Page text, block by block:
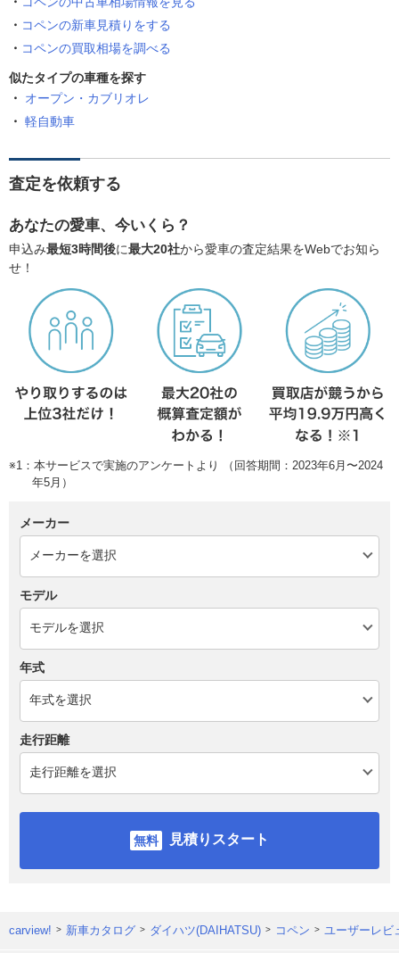
コペンの新車見積りをする
コペンの買取相場を調べる
似たタイプの車種を探す
オープン・カブリオレ
軽自動車
査定を依頼する
あなたの愛車、今いくら？
申込み最短3時間後に最大20社から愛車の査定結果をWebでお知ら
せ！
※1：本サービスで実施のアンケートより （回答期間：2023年6月〜2024
年5月）
メーカー
モデル
年式
走行距離
見積りスタート
carview! 新車カタログ ダイハツ(DAIHATSU) コペン ユーザーレビ